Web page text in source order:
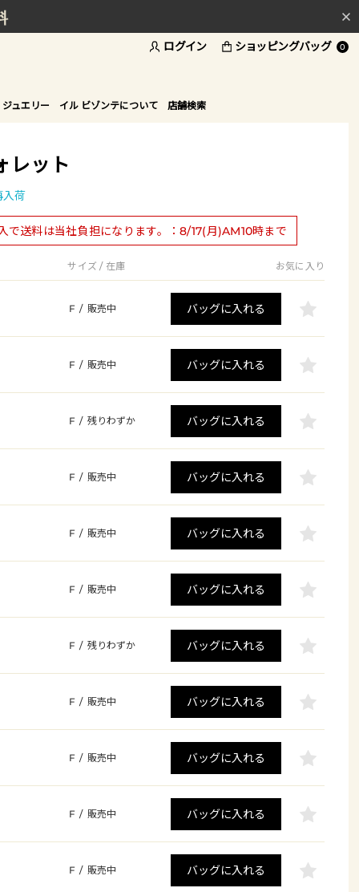
ログイン ショッピングバッグ 0
ュエリー イル ビゾンテについて 店舗検索
レット
入荷
で送料は当社負担になります。：8/17(月)AM10時まで
サイズ / 在庫 お気に入り
F / 販売中 バッグに入れる
F / 販売中 バッグに入れる
F / 残りわずか バッグに入れる
F / 販売中 バッグに入れる
F / 販売中 バッグに入れる
F / 販売中 バッグに入れる
F / 残りわずか バッグに入れる
F / 販売中 バッグに入れる
F / 販売中 バッグに入れる
F / 販売中 バッグに入れる
F / 販売中 バッグに入れる